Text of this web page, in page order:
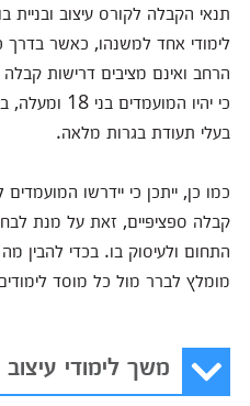
תנאי הקבלה לקורס עיצוב ובניית
לימודי אחד למשנהו, כאשר
הרחב ואינם מציבים דרישות
בעלי תעודת בגרות מלאה.
כמו כן, ייתכן כי יידרשו
קבלה ספציפיים, זאת על מנת
התחום ולעיסוק בו. בכדי להבין
מומלץ לברר מול כל מוסד
משך לימודי עיצוב